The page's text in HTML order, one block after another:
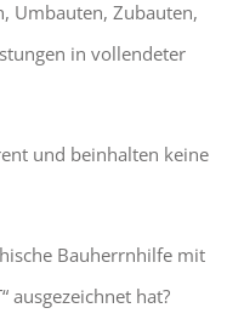
Umbauten, Zubauten,
in vollendeter
und beinhalten keine
Bauherrnhilfe mit
ausgezeichnet hat?